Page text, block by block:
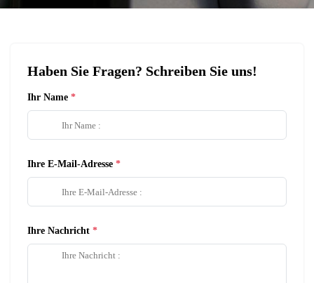
Haben Sie Fragen? Schreiben Sie uns!
Ihr Name
Ihre E-Mail-Adresse
Ihre Nachricht